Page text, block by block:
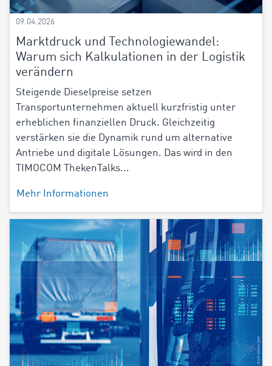
09.04.2026
Marktdruck und Technologiewandel:
Warum sich Kalkulationen in der Logistik
verändern
Steigende Dieselpreise setzen
Transportunternehmen aktuell kurzfristig unter
erheblichen finanziellen Druck. Gleichzeitig
verstärken sie die Dynamik rund um alternative
Antriebe und digitale Lösungen. Das wird in den
TIMOCOM ThekenTalks...
Mehr Informationen